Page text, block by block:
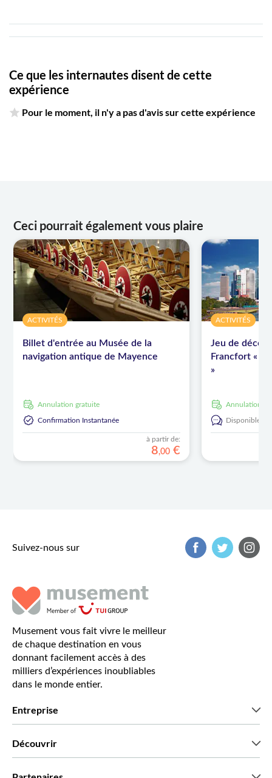
Ce que les internautes disent de cette
expérience
Pour le moment, il n'y a pas d'avis sur cette expérience
Ceci pourrait également vous plaire
ACTIVITÉS
Billet d'entrée au Musée de la
navigation antique de Mayence
Annulation gratuite
Confirmation Instantanée
à partir de:
8,00 €
ACTIVITÉS
Jeu de
Francfort «
»
Annulation
Disponible en:
Suivez-nous sur
Musement vous fait vivre le meilleur
de chaque destination en vous
donnant facilement accès à des
milliers d’expériences inoubliables
dans le monde entier.
Entreprise
Découvrir